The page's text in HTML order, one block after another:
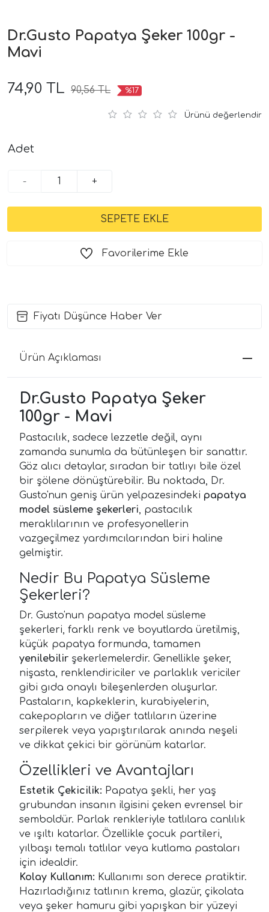
Dr.Gusto Papatya Şeker 100gr -
Mavi
74,90 TL 90,56 TL %17
Ürünü değerlendir
Adet
- +
Favorilerime Ekle
Fiyatı Düşünce Haber Ver
Ürün Açıklaması
Dr.Gusto Papatya Şeker
100gr - Mavi
Pastacılık, sadece lezzetle değil, aynı
zamanda sunumla da bütünleşen bir sanattır.
Göz alıcı detaylar, sıradan bir tatlıyı bile özel
bir şölene dönüştürebilir. Bu noktada, Dr.
Gusto'nun geniş ürün yelpazesindeki papatya
model süsleme şekerleri, pastacılık
meraklılarının ve profesyonellerin
vazgeçilmez yardımcılarından biri haline
gelmiştir.
Nedir Bu Papatya Süsleme
Şekerleri?
Dr. Gusto'nun papatya model süsleme
şekerleri, farklı renk ve boyutlarda üretilmiş,
küçük papatya formunda, tamamen
yenilebilir şekerlemelerdir. Genellikle şeker,
nişasta, renklendiriciler ve parlaklık vericiler
gibi gıda onaylı bileşenlerden oluşurlar.
Pastaların, kapkeklerin, kurabiyelerin,
cakepopların ve diğer tatlıların üzerine
serpilerek veya yapıştırılarak anında neşeli
ve dikkat çekici bir görünüm katarlar.
Özellikleri ve Avantajları
Estetik Çekicilik: Papatya şekli, her yaş
grubundan insanın ilgisini çeken evrensel bir
semboldür. Parlak renkleriyle tatlılara canlılık
ve ışıltı katarlar. Özellikle çocuk partileri,
yılbaşı temalı tatlılar veya kutlama pastaları
için idealdir.
Kolay Kullanım: Kullanımı son derece pratiktir.
Hazırladığınız tatlının krema, glazür, çikolata
veya şeker hamuru gibi yapışkan bir yüzeyi